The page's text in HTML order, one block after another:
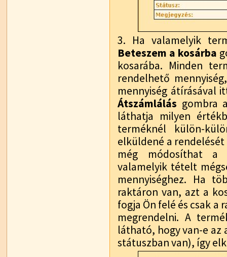
3. Ha valamelyik
Beteszem a kosárba
kosarába. Minden
rendelhető
mennyiség átírásával
Átszámlálás gombra
láthatja milyen
terméknél külön-
elküldené a
még módosíthat a
valamelyik tételt
mennyiséghez. Ha
raktáron van, azt a
fogja Ön felé és csak a
megrendelni. A
látható, hogy van-e
státuszban van), így